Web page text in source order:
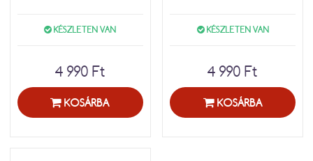
KÉSZLETEN VAN
4 990 Ft
KOSÁRBA
KÉSZLETEN VAN
4 990 Ft
KOSÁRBA